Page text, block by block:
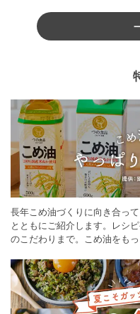
長年こめ油づくりに向き合っ
とともにご紹介します。レシ
のこだわりまで。こめ油をも